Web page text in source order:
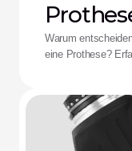
Warum
eine Prothese?